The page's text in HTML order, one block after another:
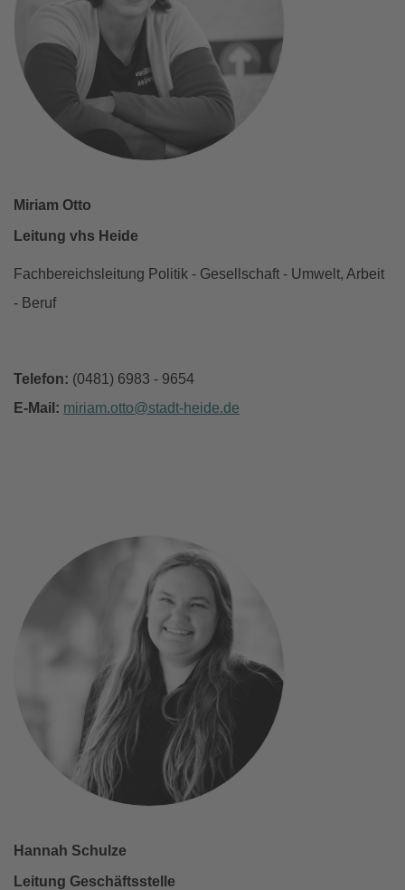
Miriam Otto
Leitung vhs Heide
Fachbereichsleitung Politik - Gesellschaft - Umwelt, Arbeit
- Beruf
Telefon: (0481) 6983 - 9654
E-Mail: miriam.otto stadt-heide de
Hannah Schulze
Leitung Geschäftsstelle